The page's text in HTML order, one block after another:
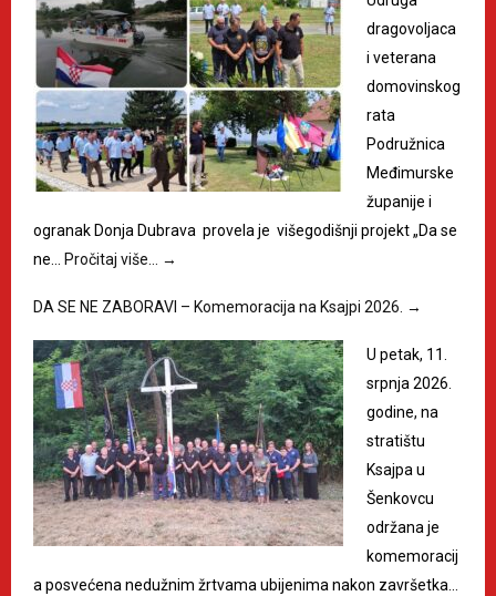
dragovoljaca
i veterana
domovinskog
rata
Podružnica
Međimurske
županije i
ogranak Donja Dubrava provela je višegodišnji projekt „Da se
ne… Pročitaj više… →
DA SE NE ZABORAVI – Komemoracija na Ksajpi 2026. →
U petak, 11.
srpnja 2026.
godine, na
stratištu
Ksajpa u
Šenkovcu
održana je
komemoracij
a posvećena nedužnim žrtvama ubijenima nakon završetka…